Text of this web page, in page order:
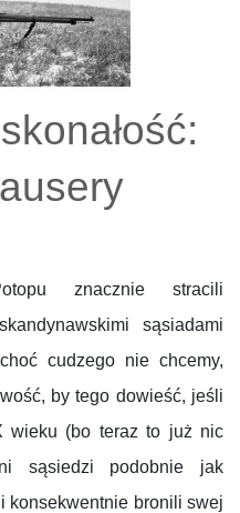
znacznie stracili
sąsiadami
cudzego nie chcemy,
by tego dowieść, jeśli
(bo teraz to już nic
sąsiedzi podobnie jak
konsekwentnie bronili swej